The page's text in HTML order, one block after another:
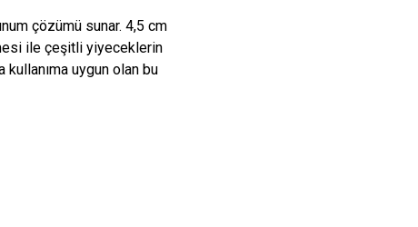
çözümü sunar. 4,5 cm
ile çeşitli yiyeceklerin
uygun olan bu